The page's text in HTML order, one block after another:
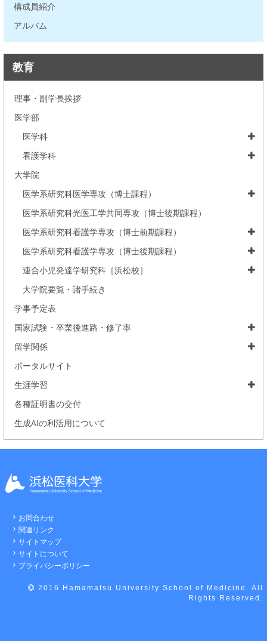
構成員紹介
アルバム
教育
理事・副学長挨拶
医学部
医学科
看護学科
大学院
医学系研究科医学専攻（博士課程）
医学系研究科光医工学共同専攻（博士後期課程）
医学系研究科看護学専攻（博士前期課程）
医学系研究科看護学専攻（博士後期課程）
連合小児発達学研究科［浜松校］
大学院要覧・諸手続き
学事予定表
国家試験・卒業後進路・修了率
留学関係
ポータルサイト
生涯学習
各種証明書の交付
生成AIの利活用について
お問合わせ
関連リンク
サイトマップ
サイトについて
プライバシーポリシー
2016 Hamamatsu University School of Medicine. All
Rights Reserved.